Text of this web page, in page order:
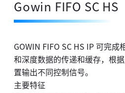
Gowin FIFO SC HS
GOWIN FIFO SC HS IP 可完成
和深度数据的传递和缓存，根
置输出不同控制信号。
主要特征